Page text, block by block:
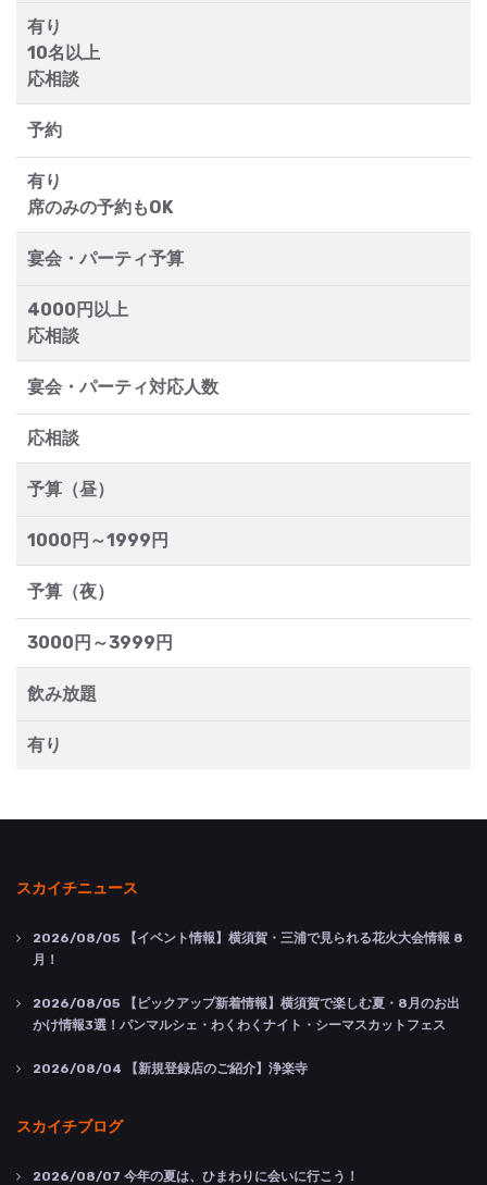
有り
10名以上
応相談
予約
有り
席のみの予約もOK
宴会・パーティ予算
4000円以上
応相談
宴会・パーティ対応人数
応相談
予算（昼）
1000円～1999円
予算（夜）
3000円～3999円
飲み放題
有り
スカイチニュース
2026/08/05 【イベント情報】横須賀・三浦で見られる花火大会情報 8
月！
2026/08/05 【ピックアップ新着情報】横須賀で楽しむ夏・8月のお出
かけ情報3選！パンマルシェ・わくわくナイト・シーマスカットフェス
2026/08/04 【新規登録店のご紹介】浄楽寺
スカイチブログ
2026/08/07 今年の夏は、ひまわりに会いに行こう！